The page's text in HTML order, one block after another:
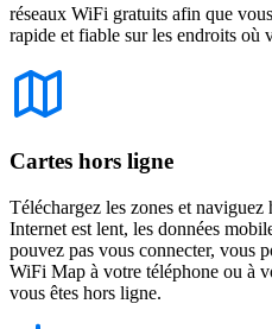
réseaux WiFi gratuits afin que
rapide et fiable sur les endroits où
Cartes hors ligne
Téléchargez les zones et
Internet est lent, les données
pouvez pas vous connecter, vous
WiFi Map à votre téléphone ou à
vous êtes hors ligne.